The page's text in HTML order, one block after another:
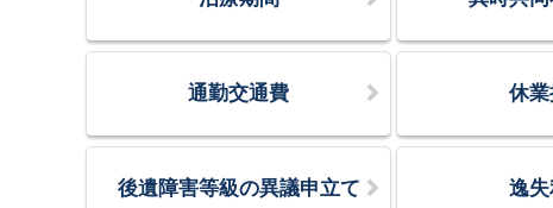
通勤交通費 休
後遺障害等級の異議申立て 逸